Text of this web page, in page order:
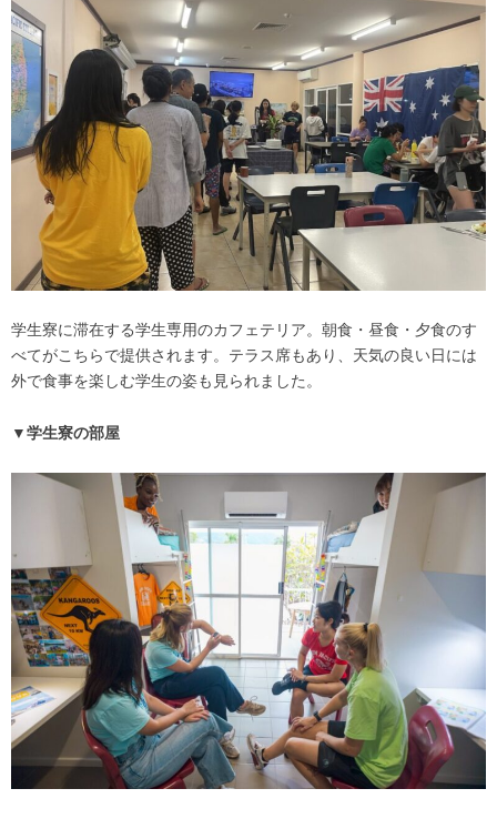
学生寮に滞在する学生専用のカフェテリア。朝食・昼食・夕食のす
べてがこちらで提供されます。テラス席もあり、天気の良い日には
外で食事を楽しむ学生の姿も見られました。
▼学生寮の部屋